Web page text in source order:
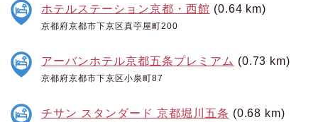
ホテルステーション京都・西館 (0.64 km)
京都府京都市下京区真苧屋町200
アーバンホテル京都五条プレミアム (0.73 km)
京都府京都市下京区小泉町87
チサン スタンダード 京都堀川五条 (0.68 km)